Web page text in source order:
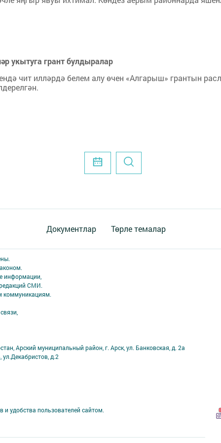
укытуга грант булдыралар
чит илләрдә белем алу өчен «Алгарыш» грантын
Документлар Төрле темалар
информации,
СМИ.
коммуникациям.
Арский муниципальный район, г. Арск, ул. Банковская, д. 2а
ул.Декабристов, д.2
и удобства пользователей сайтом.